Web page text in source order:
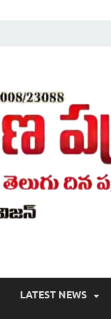
, తెలంగాణ లో తాజా
LATEST NEWS